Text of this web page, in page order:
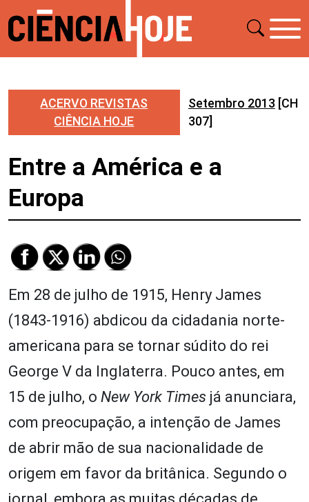
ACERVO REVISTAS
CIÊNCIA HOJE
Setembro 2013 [CH
307]
Entre a América e a
Europa
Em 28 de julho de 1915, Henry James
(1843-1916) abdicou da cidadania norte-
americana para se tornar súdito do rei
George V da Inglaterra. Pouco antes, em
15 de julho, o New York Times já anunciara,
com preocupação, a intenção de James
de abrir mão de sua nacionalidade de
origem em favor da britânica. Segundo o